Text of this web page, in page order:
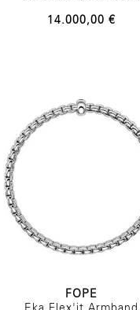
14.000,00 €
FOPE